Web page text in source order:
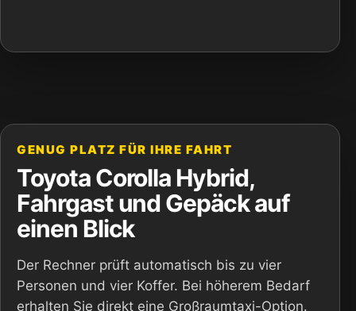
GENUG PLATZ FÜR IHRE FAHRT
Toyota Corolla Hybrid,
Fahrgast und Gepäck auf
einen Blick
Der Rechner prüft automatisch bis zu vier
Personen und vier Koffer. Bei höherem Bedarf
erhalten Sie direkt eine Großraumtaxi-Option.